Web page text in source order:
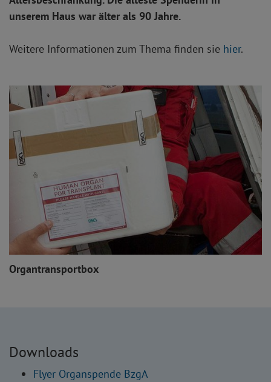
unserem Haus war älter als 90 Jahre.
Weitere Informationen zum Thema finden sie hier.
Organtransportbox
Downloads
Flyer Organspende BzgA